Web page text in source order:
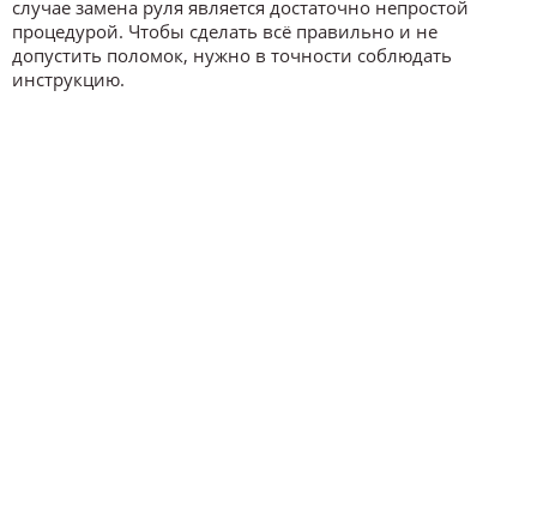
случае замена руля является достаточно непростой
процедурой. Чтобы сделать всё правильно и не
допустить поломок, нужно в точности соблюдать
инструкцию.